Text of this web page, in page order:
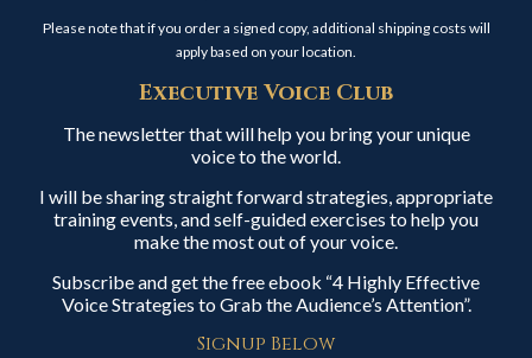
Please note that if you order a signed copy, additional shipping costs will
apply based on your location.
Executive Voice Club
The newsletter that will help you bring your unique
voice to the world.
I will be sharing straight forward strategies, appropriate
training events, and self-guided exercises to help you
make the most out of your voice.
Subscribe and get the free ebook “4 Highly Effective
Voice Strategies to Grab the Audience’s Attention”.
Signup Below